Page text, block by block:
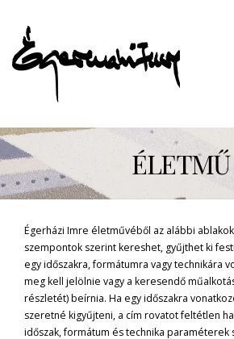
ÉLETMŰ
Égerházi Imre életművéből az alábbi
szempontok szerint kereshet, gyűjthet ki
egy időszakra, formátumra vagy technikára
meg kell jelölnie vagy a keresendő
részletét) beírnia. Ha egy időszakra
szeretné kigyűjteni, a cím rovatot feltétlen
időszak, formátum és technika paraméterek